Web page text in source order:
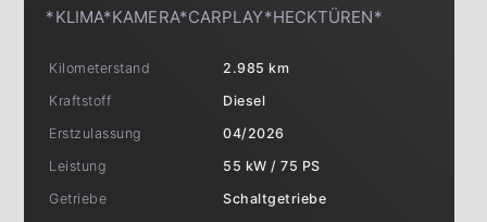
*KLIMA*KAMERA*CARPLAY*HECKTÜREN*
Kilometerstand
2.985 km
Kraftstoff
Diesel
Erstzulassung
04/2026
Leistung
55 kW / 75 PS
Getriebe
Schaltgetriebe